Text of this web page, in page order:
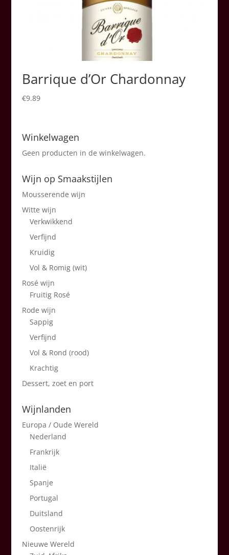
Barrique d’Or Chardonnay
€9.89
Winkelwagen
Geen producten in de winkelwagen.
Wijn op Smaakstijlen
Mousserende wijn
Witte wijn
Verkwikkend
Verfijnd
Kruidig
Vol & Romig (wit)
Rosé wijn
Fruitig Rosé
Rode wijn
Sappig
Verfijnd
Vol & Rond (rood)
Krachtig
Dessert, zoet en port
Wijnlanden
Europa / Oude Wereld
Nederland
Frankrijk
Italië
Spanje
Portugal
Duitsland
Oostenrijk
Nieuwe Wereld